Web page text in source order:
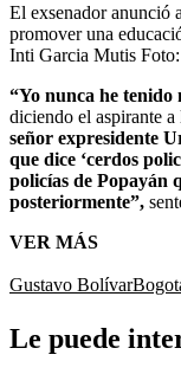
El exsenador anunció
promover una
Inti Garcia Mutis Foto:
“Yo nunca he tenido
diciendo el aspirante
señor expresidente
que dice ‘cerdos
policías de Popayán
posteriormente”,
VER MÁS
Gustavo Bolívar
Le puede